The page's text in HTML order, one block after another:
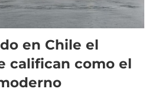
en Chile el
califican como el